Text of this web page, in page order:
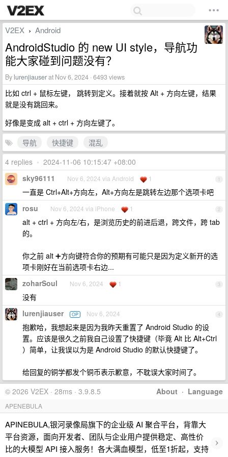
V2EX › Android
AndroidStudio 的 new UI style，导航功
能大家碰到问题没有？
By lurenjiauserat Nov 6, 2024 · 6493 views
比如 ctrl + 鼠标左键， 跳转到定义。接着就按 Alt + 方向左键，结果
就是没有跳回来。
好像是变成 alt + ctrl + 方向左键了。
导航
快捷键
混乱
4 replies • 2024-11-06 10:15:47 +08:00
1
sky96111 Nov 6, 2024 via Android 1
一直是 Ctrl+Alt+方向左，Alt+方向左是跳转左边那个选项卡吧
2
rosu Nov 6, 2024 via iPhone 1
alt + ctrl + 方向左/右，是浏览历史的前进后退，跨文件，跨 tab
的。
你之前 alt ➕方向键符合你的预期有可能只是因为定义新开的选
项卡刚好在当前选项卡右边...
3
zoharSoul Nov 6, 2024 1
没有
4
lurenjiauser OP Nov 6, 2024
抱歉哈，我想起来是因为我昨天重置了 Android Studio 的设
置。应该是很久之前我自己设置了快捷键（毕竟 Alt 比 Alt+Ctrl
）简单，让我误以为是 Android Studio 的默认快捷键了。
给回复的铜学都发个铜币表示歉意，不耽误大家时间了。
About · Language
© 2026 V2EX · 28ms · 3.9.8.5
APENEBULA
APINEBULA,银河录像局旗下的企业级 AI 聚合平台，背靠大
平台资源，面向开发者、团队与企业用户提供稳定、高性价
比的大模型 API 接入服务！各大满血模型，低至1折起，支持
›